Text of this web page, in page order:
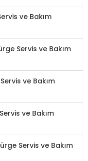
ve Bakım
Servis ve Bakım
ve Bakım
ve Bakım
Servis ve Bakım